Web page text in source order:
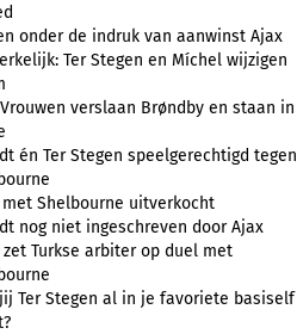
onder de indruk van aanwinst Ajax
Ter Stegen en Míchel wijzigen
verslaan Brøndby en staan in
én Ter Stegen speelgerechtigd tegen
met Shelbourne uitverkocht
nog niet ingeschreven door Ajax
zet Turkse arbiter op duel met
Ter Stegen al in je favoriete basiself